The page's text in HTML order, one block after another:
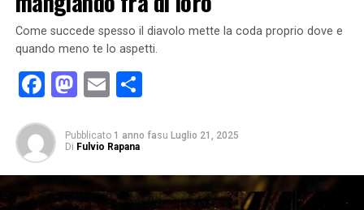
Come succede spesso il diavolo mette la coda proprio dove e
quando meno te lo aspetti.
Facebook
Mastodon
EmailCondividi
Pubblicato 1 anno fasu Luglio 21, 2025
Di Fulvio Rapana